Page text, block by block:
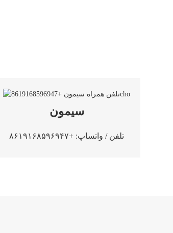
سیمون
تلفن / واتساپ: +۸۶۱۹۱۶۸۵۹۶۹۴۷